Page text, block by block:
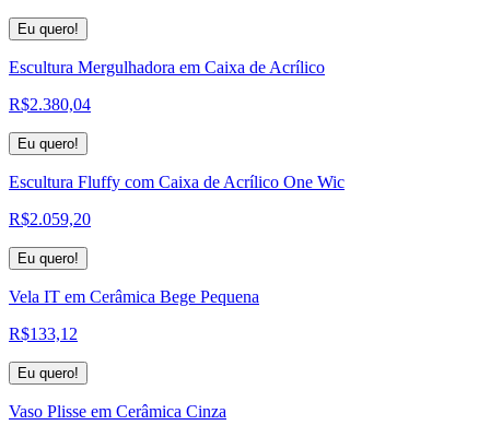
Eu quero!
Escultura Mergulhadora em Caixa de Acrílico
R$2.380,04
Eu quero!
Escultura Fluffy com Caixa de Acrílico One Wic
R$2.059,20
Eu quero!
Vela IT em Cerâmica Bege Pequena
R$133,12
Eu quero!
Vaso Plisse em Cerâmica Cinza